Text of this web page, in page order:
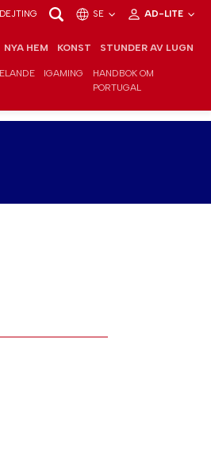
DEJTING SE AD-LITE
NYA HEM KONST STUNDER AV LUGN
IGAMING
HANDBOK OM
PORTUGAL